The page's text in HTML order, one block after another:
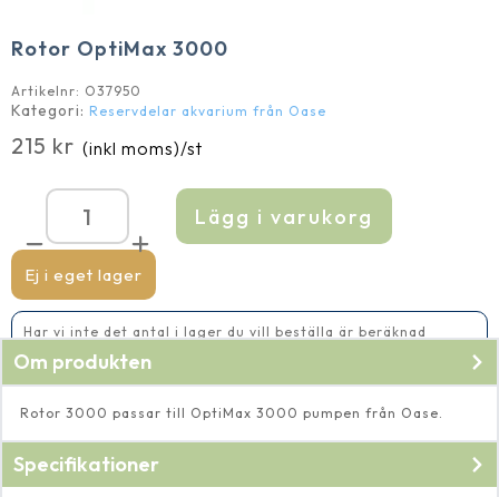
Rotor OptiMax 3000
Artikelnr: O37950
Kategori: Reservdelar akvarium från Oase
215 kr (inkl moms)/st
Ej i eget lager
Rotor
OptiMax
3000
mängd
Lägg i varukorg
Har vi inte det antal i lager du vill beställa är beräknad
Om produkten
Rotor 3000 passar till OptiMax 3000 pumpen från Oase.
Specifikationer